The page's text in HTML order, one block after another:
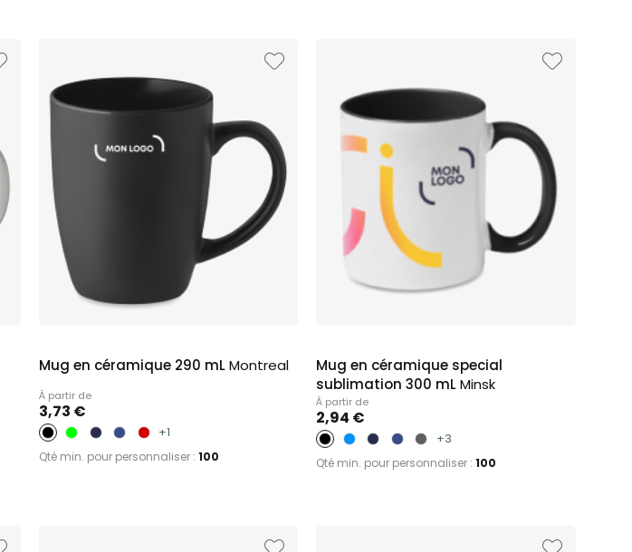
Mug en céramique 290 mLMontreal
À partir de
3,73 €
+1
Qté min. pour personnaliser : 100
Mug en céramique special
sublimation 300 mLMinsk
À partir de
2,94 €
+3
Qté min. pour personnaliser :100